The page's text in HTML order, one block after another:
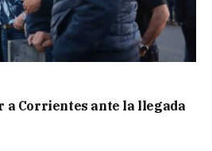
a Corrientes ante la llegada